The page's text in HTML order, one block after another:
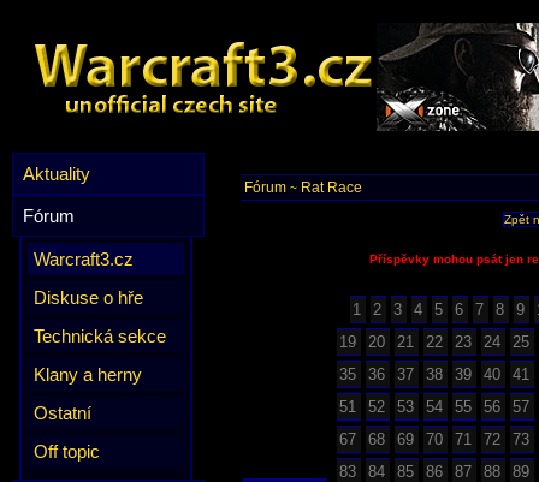
Aktuality
Fórum
Warcraft3.cz
Diskuse o hře
Technická sekce
Klany a herny
Ostatní
Off topic
Fórum ~ Rat Race
Zpět
Příspěvky mohou psát jen
1 2 3 4 5 6 7 8 9
19
20 21 22 23 24
25
35
36 37 38 39 40
41
51
52 53 54 55 56
57
67
68 69 70 71 72
73
83
84 85 86 87 88
89